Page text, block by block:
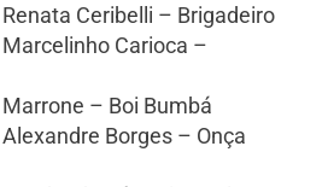
Ceribelli – Brigadeiro
Carioca –
– Boi Bumbá
Borges – Onça